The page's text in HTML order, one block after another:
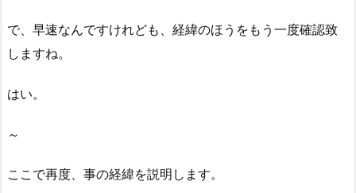
で、早速なんですけれども、経緯のほうをもう一度確認致
しますね。
はい。
～
ここで再度、事の経緯を説明します。